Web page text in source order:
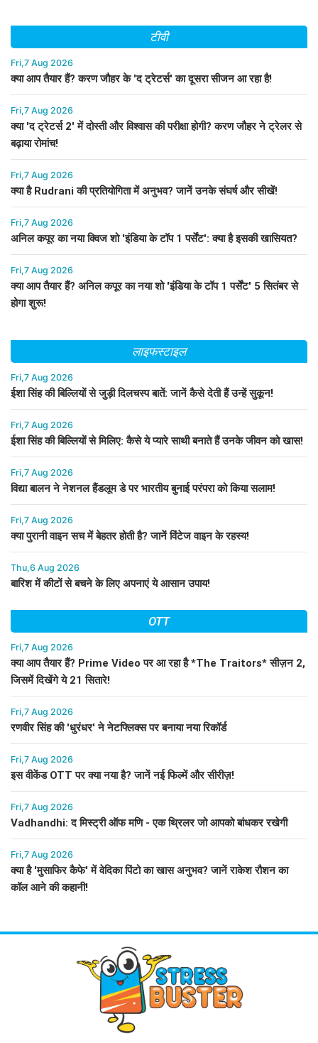
टीवी
Fri,7 Aug 2026
क्या आप तैयार हैं? करण जौहर के 'द ट्रेटर्स' का दूसरा सीजन आ रहा है!
Fri,7 Aug 2026
क्या 'द ट्रेटर्स 2' में दोस्ती और विश्वास की परीक्षा होगी? करण जौहर ने ट्रेलर से
बढ़ाया रोमांच!
Fri,7 Aug 2026
क्या है Rudrani की प्रतियोगिता में अनुभव? जानें उनके संघर्ष और सीखें!
Fri,7 Aug 2026
अनिल कपूर का नया क्विज शो 'इंडिया के टॉप 1 पर्सेंट': क्या है इसकी खासियत?
Fri,7 Aug 2026
क्या आप तैयार हैं? अनिल कपूर का नया शो 'इंडिया के टॉप 1 पर्सेंट' 5 सितंबर से
होगा शुरू!
लाइफस्टाइल
Fri,7 Aug 2026
ईशा सिंह की बिल्लियों से जुड़ी दिलचस्प बातें: जानें कैसे देती हैं उन्हें सुकून!
Fri,7 Aug 2026
ईशा सिंह की बिल्लियों से मिलिए: कैसे ये प्यारे साथी बनाते हैं उनके जीवन को खास!
Fri,7 Aug 2026
विद्या बालन ने नेशनल हैंडलूम डे पर भारतीय बुनाई परंपरा को किया सलाम!
Fri,7 Aug 2026
क्या पुरानी वाइन सच में बेहतर होती है? जानें विंटेज वाइन के रहस्य!
Thu,6 Aug 2026
बारिश में कीटों से बचने के लिए अपनाएं ये आसान उपाय!
OTT
Fri,7 Aug 2026
क्या आप तैयार हैं? Prime Video पर आ रहा है *The Traitors* सीज़न 2,
जिसमें दिखेंगे ये 21 सितारे!
Fri,7 Aug 2026
रणवीर सिंह की 'धुरंधर' ने नेटफ्लिक्स पर बनाया नया रिकॉर्ड
Fri,7 Aug 2026
इस वीकेंड OTT पर क्या नया है? जानें नई फिल्में और सीरीज़!
Fri,7 Aug 2026
Vadhandhi: द मिस्ट्री ऑफ मणि - एक थ्रिलर जो आपको बांधकर रखेगी
Fri,7 Aug 2026
क्या है 'मुसाफिर कैफे' में वेदिका पिंटो का खास अनुभव? जानें राकेश रौशन का
कॉल आने की कहानी!